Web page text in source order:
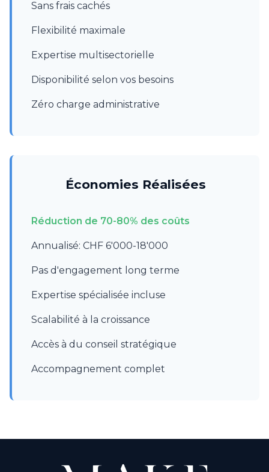
Sans frais cachés
Flexibilité maximale
Expertise multisectorielle
Disponibilité selon vos besoins
Zéro charge administrative
Économies Réalisées
Réduction de 70-80% des coûts
Annualisé: CHF 6'000-18'000
Pas d'engagement long terme
Expertise spécialisée incluse
Scalabilité à la croissance
Accès à du conseil stratégique
Accompagnement complet